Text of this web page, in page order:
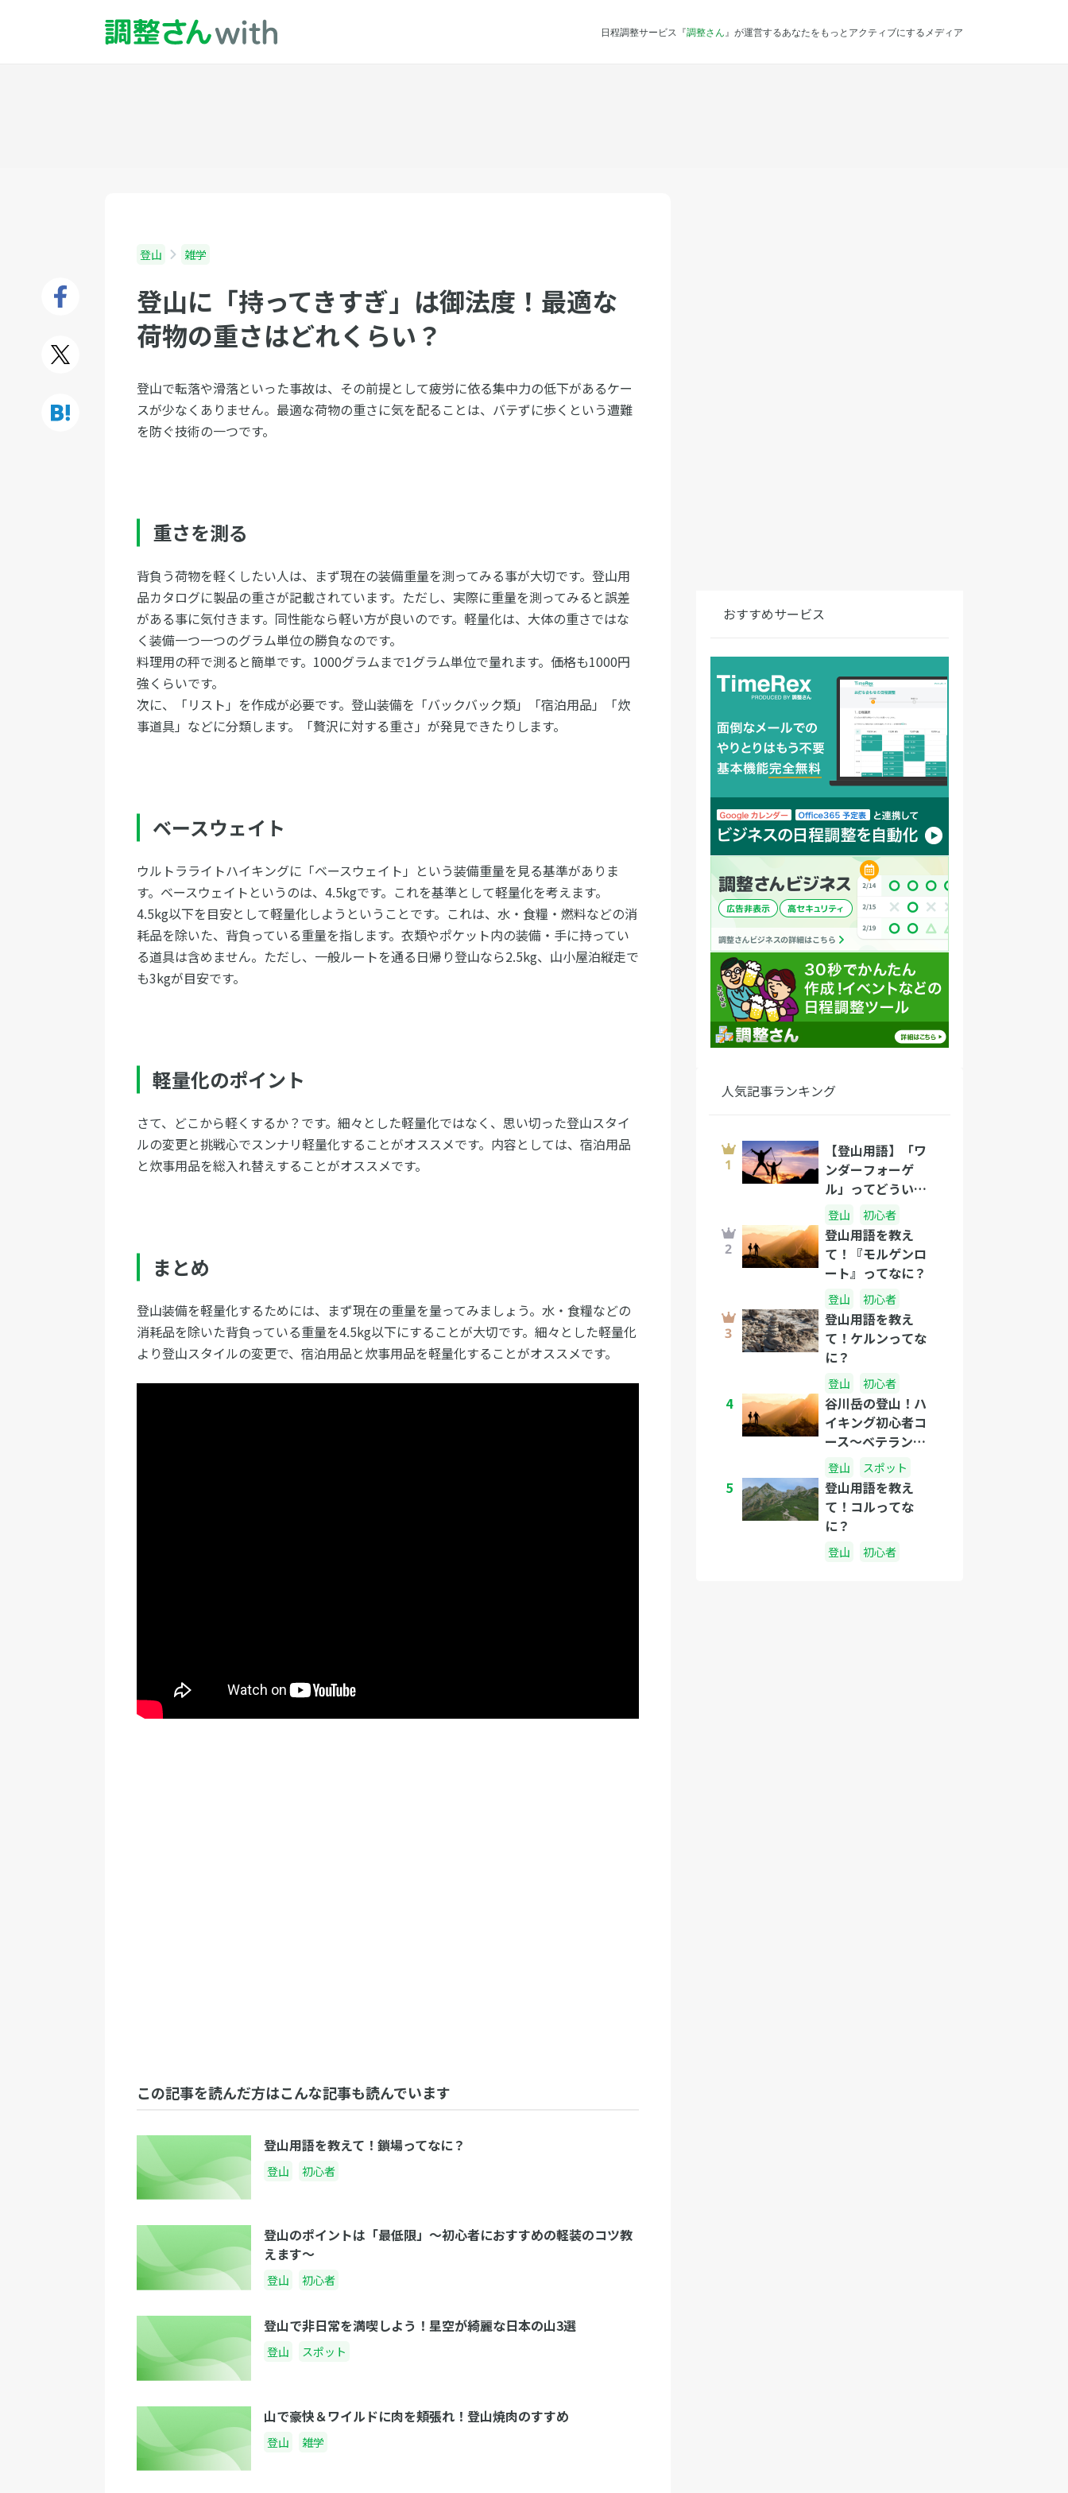
日程調整サービス『調整さん 』が運営するあなたをもっとアクティブにするメディア
登山 雑学
登山に「持ってきすぎ」は御法度！最適な
荷物の重さはどれくらい？
登山で転落や滑落といった事故は、その前提として疲労に依る集中力の低下があるケー
スが少なくありません。最適な荷物の重さに気を配ることは、バテずに歩くという遭難
を防ぐ技術の一つです。
重さを測る
背負う荷物を軽くしたい人は、まず現在の装備重量を測ってみる事が大切です。登山用
品カタログに製品の重さが記載されています。ただし、実際に重量を測ってみると誤差
がある事に気付きます。同性能なら軽い方が良いのです。軽量化は、大体の重さではな
く装備一つ一つのグラム単位の勝負なのです。
料理用の秤で測ると簡単です。1000グラムまで1グラム単位で量れます。価格も1000円
強くらいです。
次に、「リスト」を作成が必要です。登山装備を「バックバック類」「宿泊用品」「炊
事道具」などに分類します。「贅沢に対する重さ」が発見できたりします。
ベースウェイト
ウルトラライトハイキングに「ベースウェイト」という装備重量を見る基準がありま
す。ベースウェイトというのは、4.5kgです。これを基準として軽量化を考えます。
4.5kg以下を目安として軽量化しようということです。これは、水・食糧・燃料などの消
耗品を除いた、背負っている重量を指します。衣類やポケット内の装備・手に持ってい
る道具は含めません。ただし、一般ルートを通る日帰り登山なら2.5kg、山小屋泊縦走で
も3kgが目安です。
軽量化のポイント
さて、どこから軽くするか？です。細々とした軽量化ではなく、思い切った登山スタイ
ルの変更と挑戦心でスンナリ軽量化することがオススメです。内容としては、宿泊用品
と炊事用品を総入れ替えすることがオススメです。
まとめ
登山装備を軽量化するためには、まず現在の重量を量ってみましょう。水・食糧などの
消耗品を除いた背負っている重量を4.5kg以下にすることが大切です。細々とした軽量化
より登山スタイルの変更で、宿泊用品と炊事用品を軽量化することがオススメです。
この記事を読んだ方はこんな記事も読んでいます
登山用語を教えて！鎖場ってなに？
登山 初心者
登山のポイントは「最低限」～初心者におすすめの軽装のコツ教
えます～
登山 初心者
登山で非日常を満喫しよう！星空が綺麗な日本の山3選
登山 スポット
山で豪快＆ワイルドに肉を頬張れ！登山焼肉のすすめ
登山 雑学
おすすめサービス
人気記事ランキング
【登山用語】「ワ
ンダーフォーゲ
ル」ってどういう
意味？
登山 初心者
登山用語を教え
て！『モルゲンロ
ート』ってなに？
登山 初心者
登山用語を教え
て！ケルンってな
に？
登山 初心者
4
谷川岳の登山！ハ
イキング初心者コ
ース〜ベテランコ
ースまでを紹介
登山 スポット
5
登山用語を教え
て！コルってな
に？
登山 初心者